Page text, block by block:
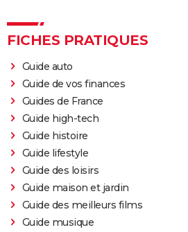
FICHES PRATIQUES
Guide auto
Guide de vos finances
Guides de France
Guide high-tech
Guide histoire
Guide lifestyle
Guide des loisirs
Guide maison et jardin
Guide des meilleurs films
Guide musique